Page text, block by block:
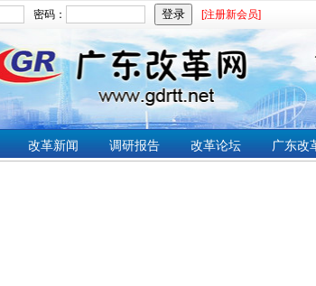
密码： [注册新会员]
改革新闻 调研报告 改革论坛 广东改